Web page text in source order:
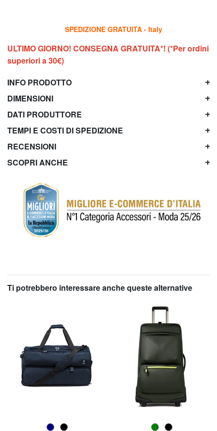
SPEDIZIONE GRATUITA - Italy
ULTIMO GIORNO! CONSEGNA GRATUITA*! (*Per ordini
superiori a 30€)
INFO PRODOTTO
DIMENSIONI
DATI PRODUTTORE
TEMPI E COSTI DI SPEDIZIONE
RECENSIONI
SCOPRI ANCHE
Ti potrebbero interessare anche queste alternative